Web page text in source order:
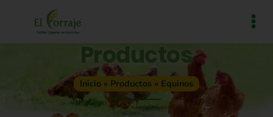
Productos
Inicio » Productos » Equinos